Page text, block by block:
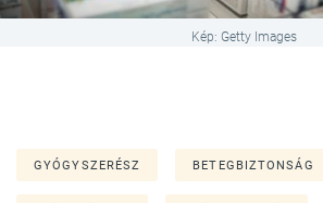
Kép: Getty Images
GYÓGYSZERÉSZ BETEGBIZTONSÁG